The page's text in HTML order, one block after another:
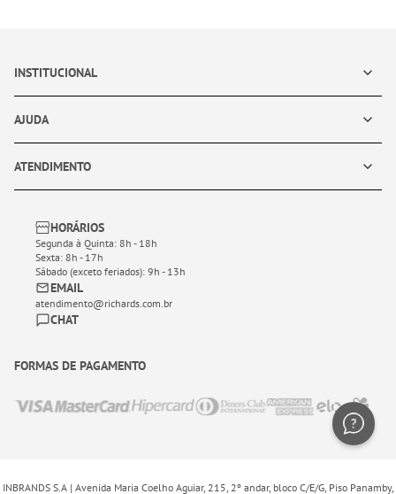
INSTITUCIONAL
AJUDA
ATENDIMENTO
HORÁRIOS
Segunda à Quinta: 8h - 18h
Sexta: 8h - 17h
Sábado (exceto feriados): 9h - 13h
EMAIL
atendimento@richards.com.br
CHAT
FORMAS DE PAGAMENTO
INBRANDS S.A | Avenida Maria Coelho Aguiar, 215, 2º andar, bloco C/E/G, Piso Panamby,